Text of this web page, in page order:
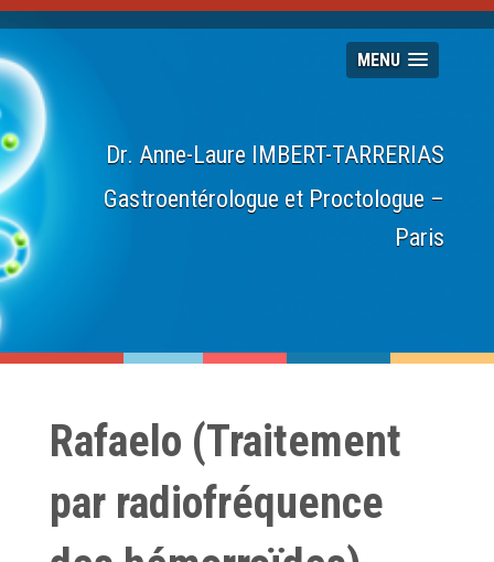
MENU
Dr. Anne-Laure IMBERT-TARRERIAS
Gastroentérologue et Proctologue –
Paris
Rafaelo (Traitement
par radiofréquence